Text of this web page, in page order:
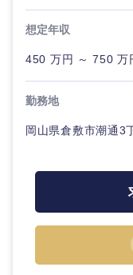
管理
SCM
人事
人事
マーケティング
営業
メディカル
宮城県
フリーワード
想定年収
450 万円 ～ 750 万
勤務地
岡山県倉敷市潮通3